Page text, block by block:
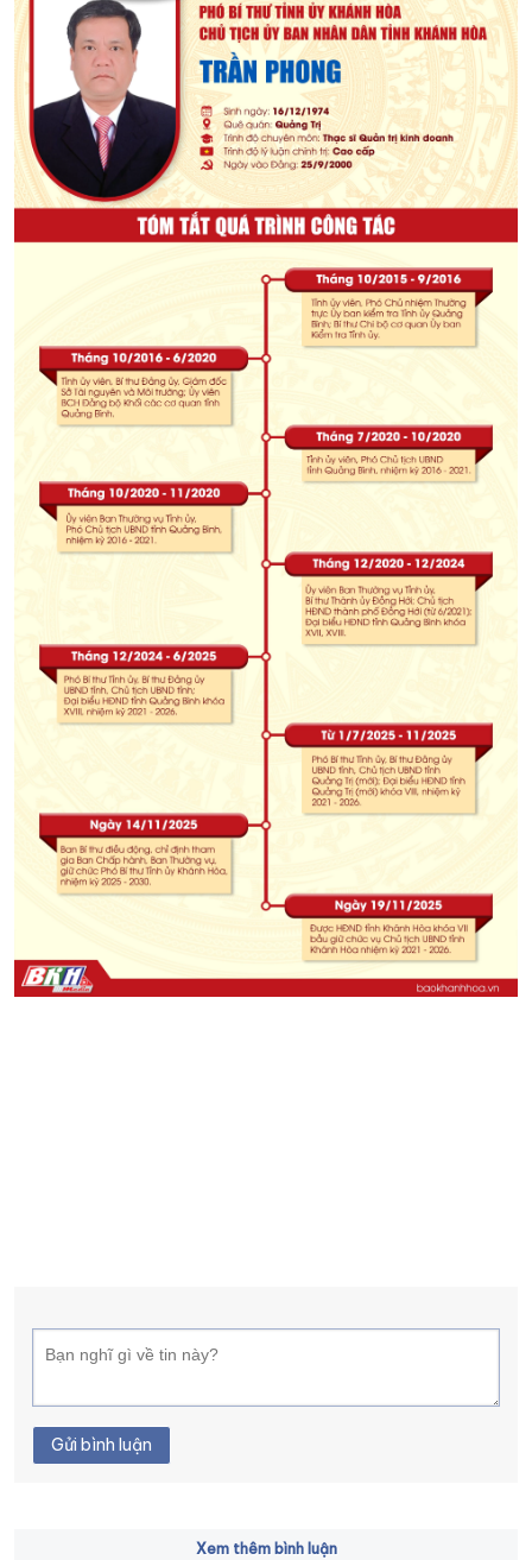
XÂY DỰNG KHÁNH HÒA TRỞ THÀNH THÀNH PHỐ TRỰC THUỘC
ĐẠI HỘI ĐẢNG CÁC CẤP TRANG CHỦ VỀ BÁO KHÁNH HÒA
Gửi bình luận
Xem thêm bình luận